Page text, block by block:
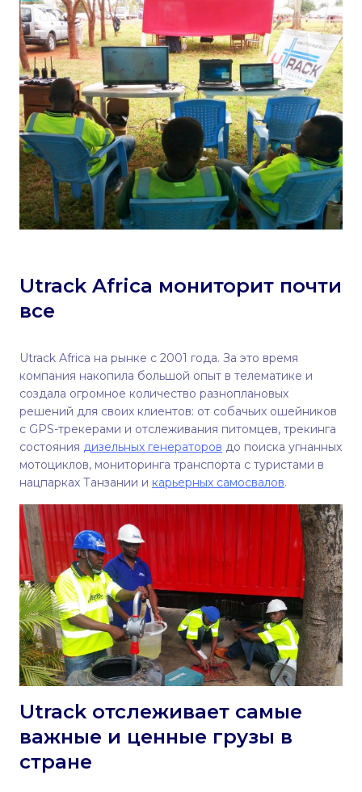
Utrack Africa мониторит почти
все
Utrack Africa на рынке с 2001 года. За это время
компания накопила большой опыт в телематике и
создала огромное количество разноплановых
решений для своих клиентов: от собачьих ошейников
с GPS-трекерами и отслеживания питомцев, трекинга
состояния дизельных генераторов до поиска угнанных
мотоциклов, мониторинга транспорта с туристами в
нацпарках Танзании и карьерных самосвалов.
Utrack отслеживает самые
важные и ценные грузы в
стране